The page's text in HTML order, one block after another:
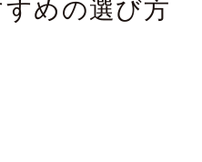
めの選び方